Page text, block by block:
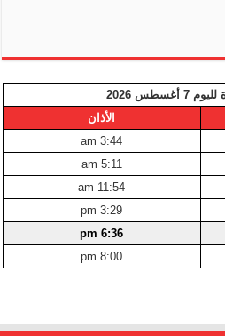
2026
الأذان
3:44 am
5:11 am
11:54 am
3:29 pm
6:36 pm
8:00 pm